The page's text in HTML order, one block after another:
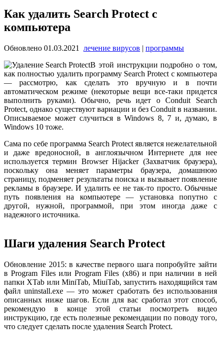
Как удалить Search Protect с
компьютера
Обновлено 01.03.2021 лечение вирусов | программы
В этой инструкции подробно о том,
как полностью удалить программу Search Protect с компьютера
— рассмотрю, как сделать это вручную и в почти
автоматическом режиме (некоторые вещи все-таки придется
выполнить руками). Обычно, речь идет о Conduit Search
Protect, однако существуют вариации и без Conduit в названии.
Описываемое может случиться в Windows 8, 7 и, думаю, в
Windows 10 тоже.
Сама по себе программа Search Protect является нежелательной
и даже вредоносной, в англоязычном Интернете для нее
используется термин Browser Hijacker (Захватчик браузера),
поскольку она меняет параметры браузера, домашнюю
страницу, подменяет результаты поиска и вызывает появление
рекламы в браузере. И удалить ее не так-то просто. Обычные
путь появления на компьютере — установка попутно с
другой, нужной, программой, при этом иногда даже с
надежного источника.
Шаги удаления Search Protect
Обновление 2015: в качестве первого шага попробуйте зайти
в Program Files или Program Files (x86) и при наличии в ней
папки XTab или MiniTab, MiuiTab, запустить находящийся там
файл uninstall.exe — это может сработать без использования
описанных ниже шагов. Если для вас сработал этот способ,
рекомендую в конце этой статьи посмотреть видео
инструкцию, где есть полезные рекомендации по поводу того,
что следует сделать после удаления Search Protect.